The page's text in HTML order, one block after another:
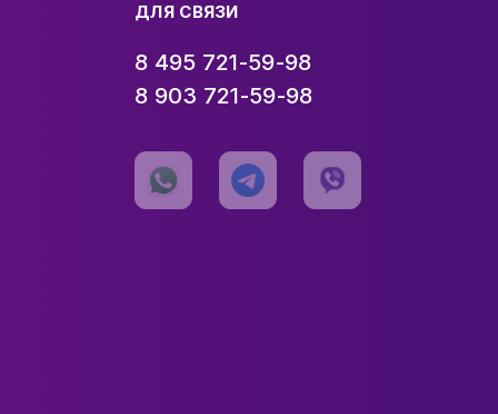
ДЛЯ СВЯЗИ
8 495 721-59-98
8 903 721-59-98